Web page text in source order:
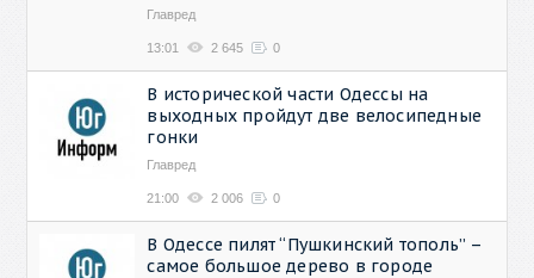
Главред
13:01 2 645 0
В исторической части Одессы на
выходных пройдут две велосипедные
гонки
Главред
21:00 2 006 0
В Одессе пилят “Пушкинский тополь” –
самое большое дерево в городе